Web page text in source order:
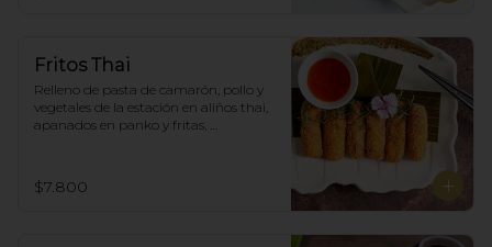
Fritos Thai
Relleno de pasta de camarón, pollo y
vegetales de la estación en aliños thai,
apanados en panko y fritas,
$7.800